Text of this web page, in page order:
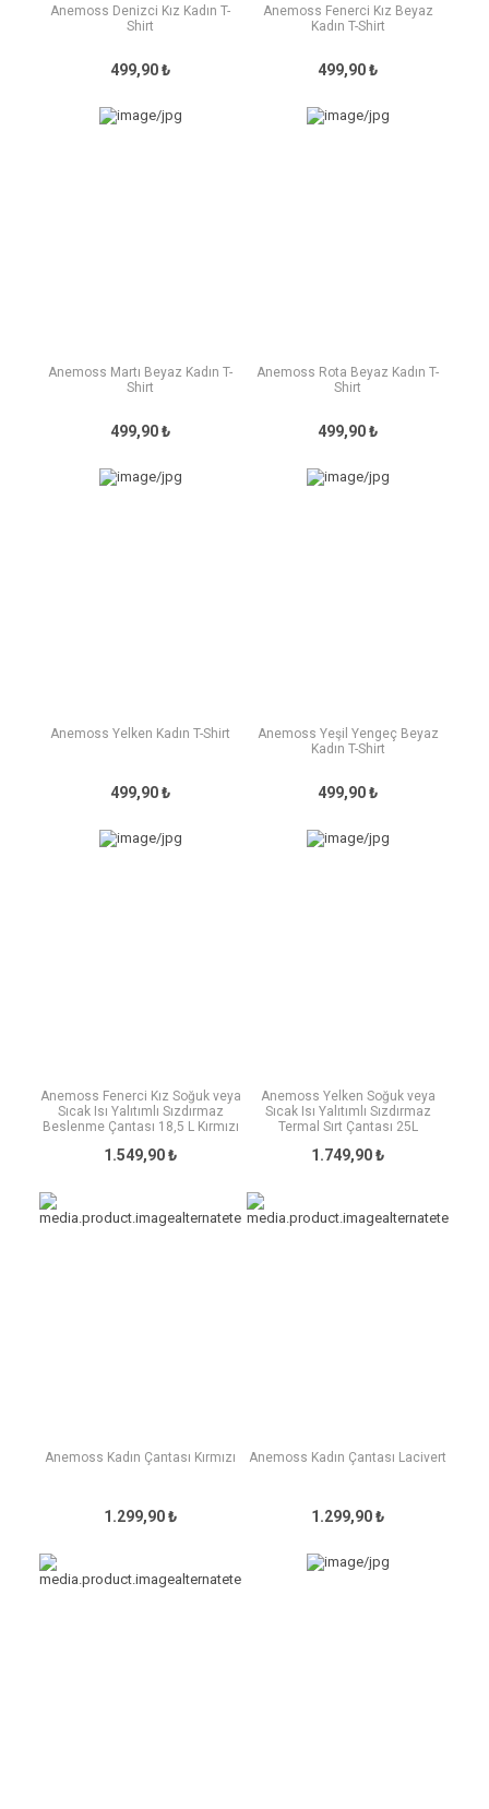
Anemoss Denizci Kız Kadın T-
Shirt
499,90 ₺
Anemoss Fenerci Kız Beyaz
Kadın T-Shirt
499,90 ₺
Anemoss Martı Beyaz Kadın T-
Shirt
499,90 ₺
Anemoss Rota Beyaz Kadın T-
Shirt
499,90 ₺
Anemoss Yelken Kadın T-Shirt
499,90 ₺
Anemoss Yeşil Yengeç Beyaz
Kadın T-Shirt
499,90 ₺
Anemoss Fenerci Kız Soğuk veya
Sıcak Isı Yalıtımlı Sızdırmaz
Beslenme Çantası 18,5 L Kırmızı
1.549,90 ₺
Anemoss Yelken Soğuk veya
Sıcak Isı Yalıtımlı Sızdırmaz
Termal Sırt Çantası 25L
1.749,90 ₺
Anemoss Kadın Çantası Kırmızı
1.299,90 ₺
Anemoss Kadın Çantası Lacivert
1.299,90 ₺